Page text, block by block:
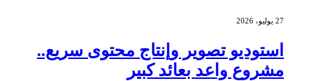
27 يوليو، 2026
استوديو تصوير وإنتاج محتوى سريع..
مشروع واعد بعائد كبير